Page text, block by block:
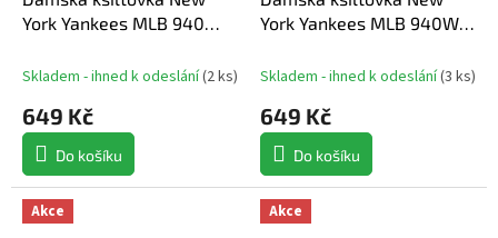
York Yankees MLB 940
Skladem - ihned k odeslání(2 ks)
649 Kč
Do košíku
York Yankees MLB 940W
Skladem - ihned k odeslání(3 ks)
649 Kč
Do košíku
Akce Akce